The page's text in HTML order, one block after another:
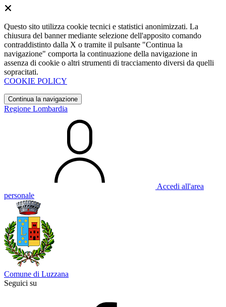
Questo sito utilizza cookie tecnici e statistici anonimizzati. La
chiusura del banner mediante selezione dell'apposito comando
contraddistinto dalla X o tramite il pulsante "Continua la
navigazione" comporta la continuazione della navigazione in
assenza di cookie o altri strumenti di tracciamento diversi da quelli
sopracitati.
COOKIE POLICY
Continua la navigazione
Regione Lombardia
Accedi all'area
personale
Comune di Luzzana
Seguici su